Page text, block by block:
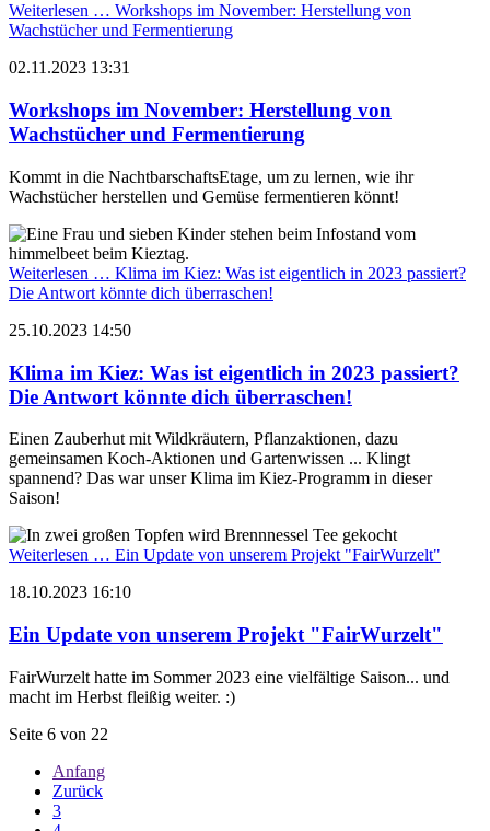
Weiterlesen … Workshops im November: Herstellung von
Wachstücher und Fermentierung
02.11.2023 13:31
Workshops im November: Herstellung von
Wachstücher und Fermentierung
Kommt in die NachtbarschaftsEtage, um zu lernen, wie ihr
Wachstücher herstellen und Gemüse fermentieren könnt!
Weiterlesen … Klima im Kiez: Was ist eigentlich in 2023 passiert?
Die Antwort könnte dich überraschen!
25.10.2023 14:50
Klima im Kiez: Was ist eigentlich in 2023 passiert?
Die Antwort könnte dich überraschen!
Einen Zauberhut mit Wildkräutern, Pflanzaktionen, dazu
gemeinsamen Koch-Aktionen und Gartenwissen ... Klingt
spannend? Das war unser Klima im Kiez-Programm in dieser
Saison!
Weiterlesen … Ein Update von unserem Projekt "FairWurzelt"
18.10.2023 16:10
Ein Update von unserem Projekt "FairWurzelt"
FairWurzelt hatte im Sommer 2023 eine vielfältige Saison... und
macht im Herbst fleißig weiter. :)
Seite 6 von 22
Anfang
Zurück
3